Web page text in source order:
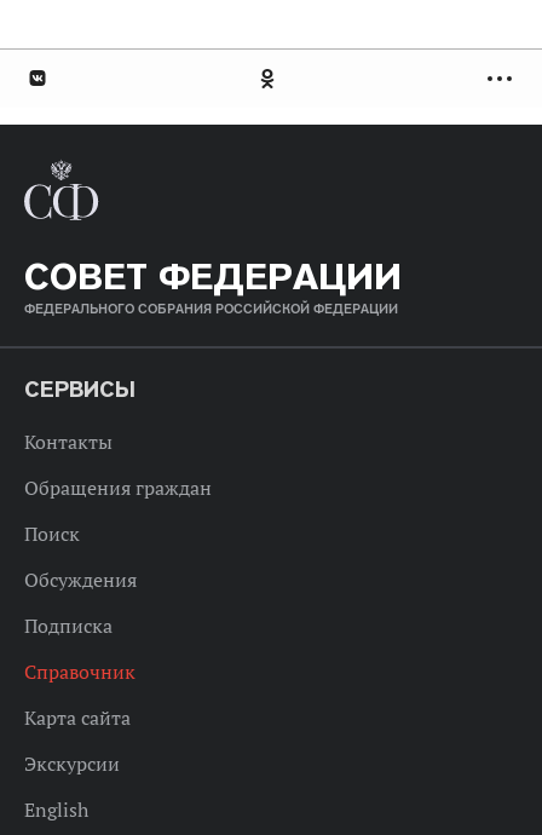
СОВЕТ ФЕДЕРАЦИИ
ФЕДЕРАЛЬНОГО СОБРАНИЯ РОССИЙСКОЙ ФЕДЕРАЦИИ
СЕРВИСЫ
Контакты
Обращения граждан
Поиск
Обсуждения
Подписка
Справочник
Карта сайта
Экскурсии
English